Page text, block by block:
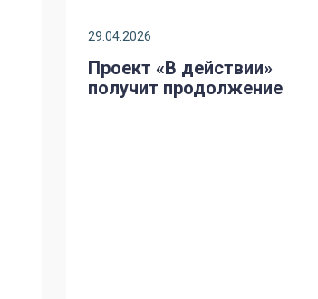
29.04.2026
Проект «В действии»
получит продолжение